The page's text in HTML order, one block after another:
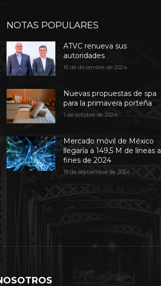
NOTAS POPULARES
ATVC renueva sus
autoridades
16 de diciembre de 2024
Nuevas propuestas de spa
para la primavera porteña
1 de octubre de 2024
Mercado móvil de México
llegaría a 149,5 M de líneas a
fines de 2024
19 de septiembre de 2024